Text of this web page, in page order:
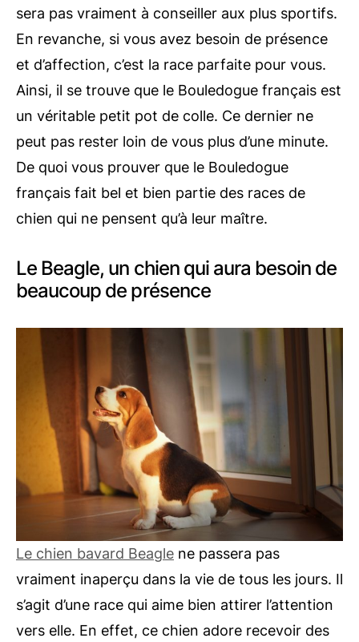
sera pas vraiment à conseiller aux plus sportifs.
En revanche, si vous avez besoin de présence
et d’affection, c’est la race parfaite pour vous.
Ainsi, il se trouve que le Bouledogue français est
un véritable petit pot de colle. Ce dernier ne
peut pas rester loin de vous plus d’une minute.
De quoi vous prouver que le Bouledogue
français fait bel et bien partie des races de
chien qui ne pensent qu’à leur maître.
Le Beagle, un chien qui aura besoin de
beaucoup de présence
Le chien bavard Beagle ne passera pas
vraiment inaperçu dans la vie de tous les jours. Il
s’agit d’une race qui aime bien attirer l’attention
vers elle. En effet, ce chien adore recevoir des